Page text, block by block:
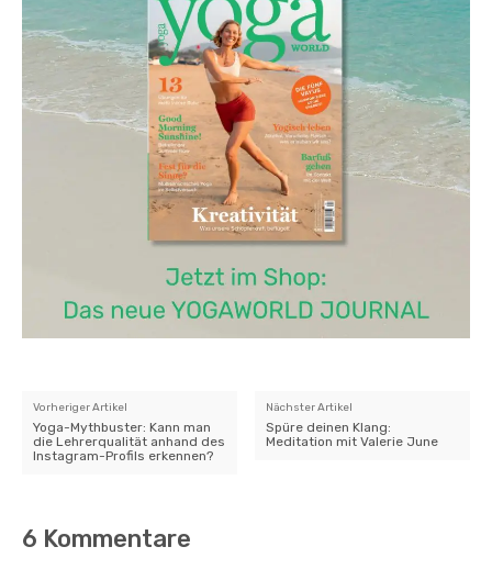
Vorheriger Artikel
Yoga-Mythbuster: Kann man
die Lehrerqualität anhand des
Instagram-Profils erkennen?
Nächster Artikel
Spüre deinen Klang:
Meditation mit Valerie June
6 Kommentare